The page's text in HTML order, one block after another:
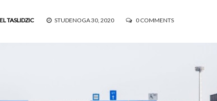
TASLIDZIC STUDENOGA 30, 2020 0 COMMENTS